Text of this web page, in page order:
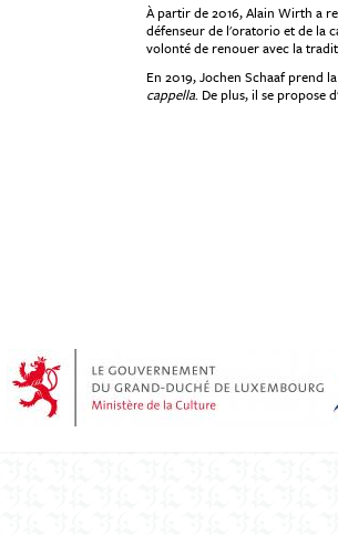
À partir de 2016, Alain Wirth a
défenseur de l'oratorio et de la
volonté de renouer avec la
En 2019, Jochen Schaaf prend
cappella. De plus, il se propose